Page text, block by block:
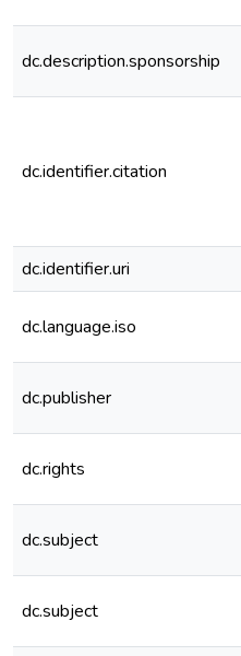
dc.description.sponsorship
dc.identifier.citation
dc.identifier.uri
dc.language.iso
dc.publisher
dc.rights
dc.subject
dc.subject